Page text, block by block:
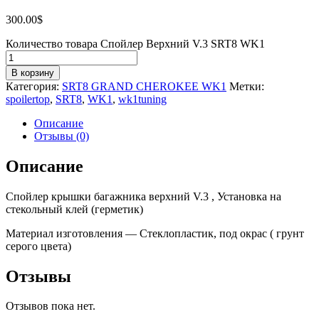
300.00$
Количество товара Спойлер Верхний V.3 SRT8 WK1
В корзину
Категория: SRT8 GRAND CHEROKEE WK1 Метки:
spoilertop, SRT8, WK1 , wk1tuning
Описание
Отзывы (0)
Описание
Спойлер крышки багажника верхний V.3 , Установка на
стекольный клей (герметик)
Материал изготовления — Стеклопластик, под окрас ( грунт
серого цвета)
Отзывы
Отзывов пока нет.